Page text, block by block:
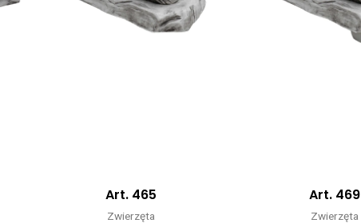
Art. 465
Zwierzęta
Art. 469
Zwierzęta